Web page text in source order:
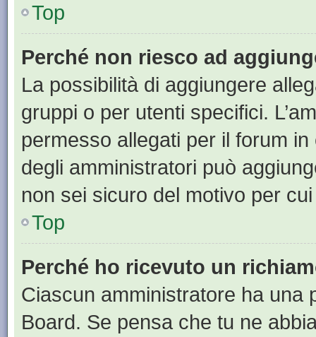
Top
Perché non riesco ad
La possibilità di aggiungere
gruppi o per utenti specifici.
permesso allegati per il forum
degli amministratori può
non sei sicuro del motivo per
Top
Perché ho ricevuto un
Ciascun amministratore ha una
Board. Se pensa che tu ne